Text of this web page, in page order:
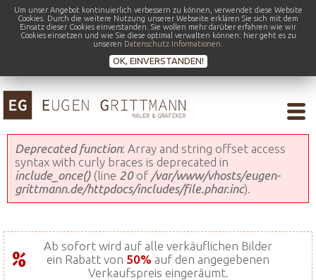
Um unser Angebot kontinuierlich verbessern zu können, verwendet diese Website
Cookies. Durch die weitere Nutzung unserer Webseite erklären Sie sich mit dem
Einsatz dieser Cookies einverstanden. Sie wollen mehr darüber erfahren wie wir
Cookies einsetzen und wie Sie diese optimal verwalten können: hier geht es zu
unseren Datenschutz Informationen
OK, EINVERSTANDEN!
Fehlermeldung
Deprecated function: Array and string offset access
syntax with curly braces is deprecated in
include_once()(line 20of /var/www/vhosts/eugen-
grittmann.de/httpdocs/includes/file.phar.inc).
Ab sofort wird auf alle verkäuflichen Bilder
ein Rabatt von 50% auf den angegebenen
Verkaufspreis eingeräumt.